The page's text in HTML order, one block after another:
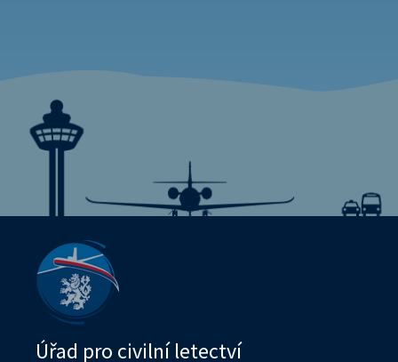
Úřad pro civilní letectví